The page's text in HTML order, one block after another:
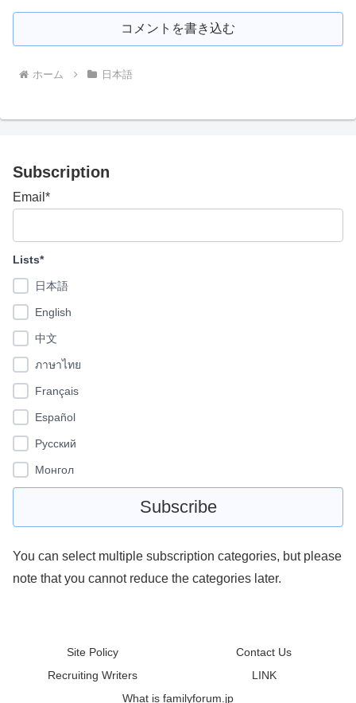
コメントを書き込む
ホーム 日本語
Subscription
Email*
Lists*
日本語
English
中文
ภาษาไทย
Français
Español
Pусский
Монгол
You can select multiple subscription categories, but please
note that you cannot reduce the categories later.
Site Policy
Contact Us
Recruiting Writers
LINK
What is familyforum.jp